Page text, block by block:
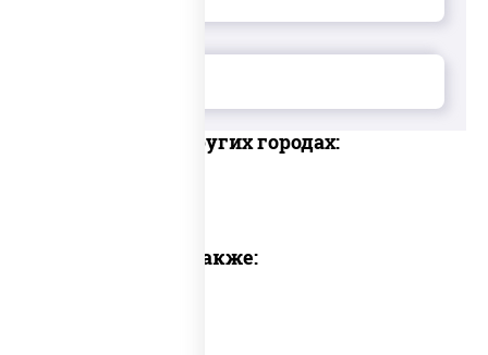
Доставка в других городах:
Предлагаем также: